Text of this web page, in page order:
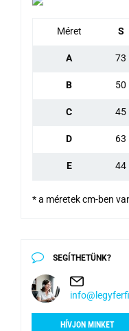
Méret S
A 73
B 50
C 45
D 63
E 44
* a méretek cm-ben
SEGÍTHETÜNK?
HÍVJON MINKET